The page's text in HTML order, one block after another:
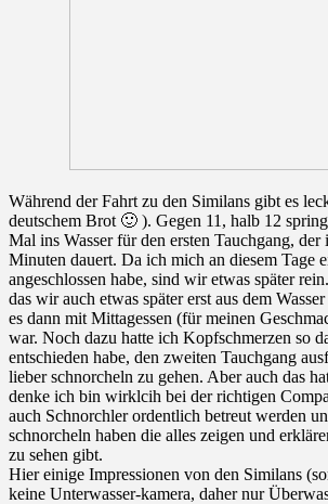
Während der Fahrt zu den Similans gibt es
deutschem Brot 🙂 ). Gegen 11, halb 12
Mal ins Wasser für den ersten Tauchgang, der
Minuten dauert. Da ich mich an diesem Tage
angeschlossen habe, sind wir etwas später
das wir auch etwas später erst aus dem
es dann mit Mittagessen (für meinen
war. Noch dazu hatte ich Kopfschmerzen so
entschieden habe, den zweiten Tauchgang
lieber schnorcheln zu gehen. Aber auch das
denke ich bin wirklcih bei der richtigen
auch Schnorchler ordentlich betreut werden
schnorcheln haben die alles zeigen und
zu sehen gibt.
Hier einige Impressionen von den Similans
keine Unterwasser-kamera, daher nur